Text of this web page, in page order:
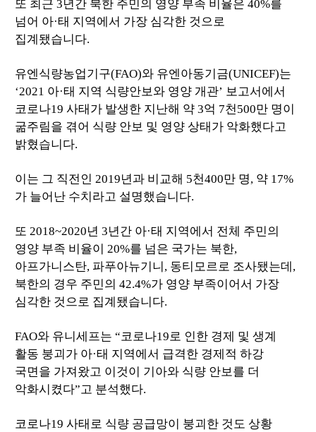
또 최근 3년간 북한 주민의 영양 부족 비율은 40%를
넘어 아·태 지역에서 가장 심각한 것으로
집계됐습니다.
유엔식량농업기구(FAO)와 유엔아동기금(UNICEF)는
‘2021 아·태 지역 식량안보와 영양 개관’ 보고서에서
코로나19 사태가 발생한 지난해 약 3억 7천500만 명이
굶주림을 겪어 식량 안보 및 영양 상태가 악화했다고
밝혔습니다.
이는 그 직전인 2019년과 비교해 5천400만 명, 약 17%
가 늘어난 수치라고 설명했습니다.
또 2018~2020년 3년간 아·태 지역에서 전체 주민의
영양 부족 비율이 20%를 넘은 국가는 북한,
아프가니스탄, 파푸아뉴기니, 동티모르로 조사됐는데,
북한의 경우 주민의 42.4%가 영양 부족이어서 가장
심각한 것으로 집계됐습니다.
FAO와 유니세프는 “코로나19로 인한 경제 및 생계
활동 붕괴가 아·태 지역에서 급격한 경제적 하강
국면을 가져왔고 이것이 기아와 식량 안보를 더
악화시켰다”고 분석했다.
코로나19 사태로 식량 공급망이 붕괴한 것도 상황